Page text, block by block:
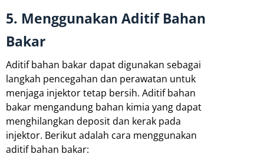
5. Menggunakan Aditif Bahan
Bakar
Aditif bahan bakar dapat digunakan sebagai
langkah pencegahan dan perawatan untuk
menjaga injektor tetap bersih. Aditif bahan
bakar mengandung bahan kimia yang dapat
menghilangkan deposit dan kerak pada
injektor. Berikut adalah cara menggunakan
aditif bahan bakar: